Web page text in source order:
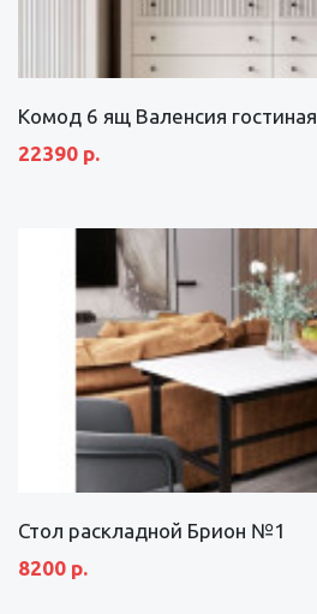
Комод 6 ящ Валенсия гостиная
22390 р.
Стол раскладной Брион №1
8200 р.